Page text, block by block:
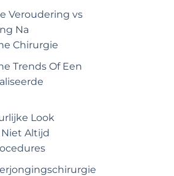
Veroudering vs
Na
Chirurgie
Trends Of Een
Look
Altijd